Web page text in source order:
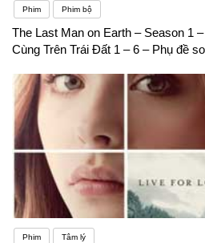
Phim Phim bộ
The Last Man on Earth – Season 1
Cùng Trên Trái Đất 1 – 6 – Phụ đề
Phim Tâm lý